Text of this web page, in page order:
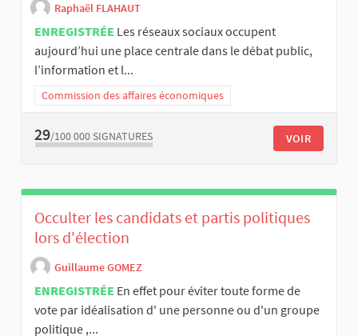
Raphaël FLAHAUT
ENREGISTRÉE Les réseaux sociaux occupent
aujourd’hui une place centrale dans le débat public,
l’information et l...
Commission des affaires économiques
29/100 000 SIGNATURES VOIR
Occulter les candidats et partis politiques
lors d'élection
Guillaume GOMEZ
ENREGISTRÉE En effet pour éviter toute forme de
vote par idéalisation d' une personne ou d'un groupe
politique ,...